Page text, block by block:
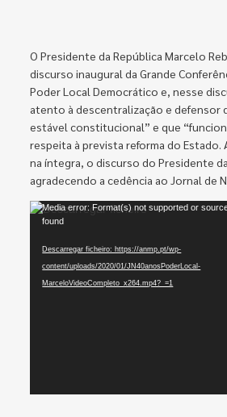
O Presidente da República Marcelo
discurso inaugural da Grande
Poder Local Democrático e, nesse
atento à descentralização e defensor
estável constitucional” e que
respeita à prevista reforma do Estado.
na íntegra, o discurso do Presidente
agradecendo a cedência ao Jornal de
Reprodutor
de
Media error: Format(s) not supported or
found
Descarregar ficheiro: https://anmp.pt/wp-
content/uploads/2020/01/JN40anosPoderLocal-
MarceloVideoCompleto_x264.mp4?_=1